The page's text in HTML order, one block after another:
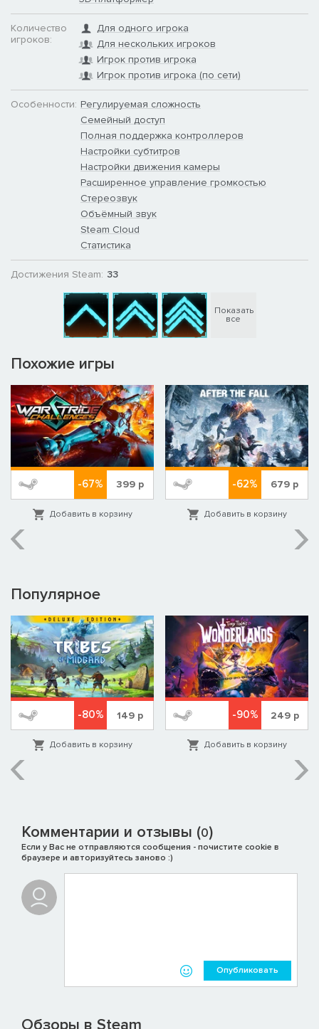
Количество
игроков:
Для одного игрока
Для нескольких игроков
Игрок против игрока
Игрок против игрока (по сети)
Особенности: Регулируемая сложность
Семейный доступ
Полная поддержка контроллеров
Настройки субтитров
Настройки движения камеры
Расширенное управление громкостью
Стереозвук
Объёмный звук
Steam Cloud
Статистика
Достижения Steam: 33
Показать
все
Похожие игры
-67% 399 р
Добавить в корзину
-62% 679 р
Добавить в корзину
Популярное
-80% 149 р
Добавить в корзину
-90% 249р
Добавить в корзину
Комментарии и отзывы (0)
Если у Вас не отправляются сообщения - почистите cookie в
браузере и авторизуйтесь заново :)
Опубликовать
Обзоры в Steam